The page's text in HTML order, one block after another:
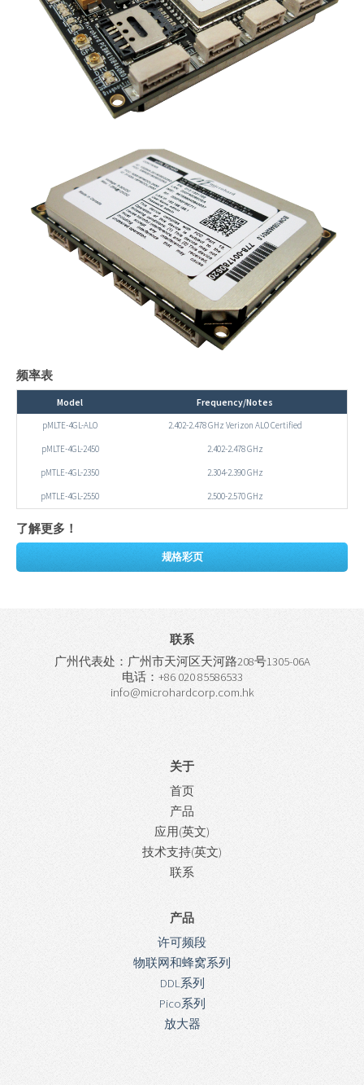
频率表
Model Frequency/Notes
pMLTE-4GL-ALO 2.402-2.478 GHz Verizon ALO Certified
pMLTE-4GL-2450 2.402-2.478 GHz
pMTLE-4GL-2350 2.304-2.390 GHz
pMTLE-4GL-2550 2.500-2.570 GHz
了解更多！
规格彩页
联系
广州代表处：广州市天河区天河路208号1305-06A
电话：+86 020 85586533
info@microhardcorp.com.hk
关于
首页
产品
应用(英文)
技术支持(英文)
联系
产品
许可频段
物联网和蜂窝系列
DDL系列
Pico系列
放大器